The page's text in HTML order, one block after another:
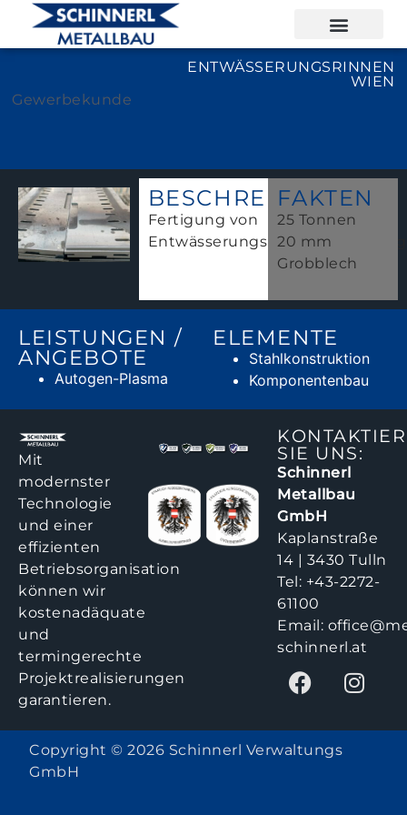
ENTWÄSSERUNGSRINNEN
WIEN
Gewerbekunde
BESCHREIBUNG
Fertigung von
FAKTEN
25 Tonnen
20 mm
Grobblech
LEISTUNGEN /
ANGEBOTE
Autogen-Plasma
ELEMENTE
Stahlkonstruktion
Komponentenbau
Mit
modernster
Technologie
und einer
effizienten
Betriebsorganisation
können wir
kostenadäquate
und
termingerechte
Projektrealisierungen
garantieren.
SIE UNS:
Schinnerl
Metallbau
GmbH
Kaplanstraße
14 | 3430 Tulln
Tel: +43-2272-
61100
Email:
schinnerl.at
Copyright © 2026 Schinnerl Verwaltungs
GmbH